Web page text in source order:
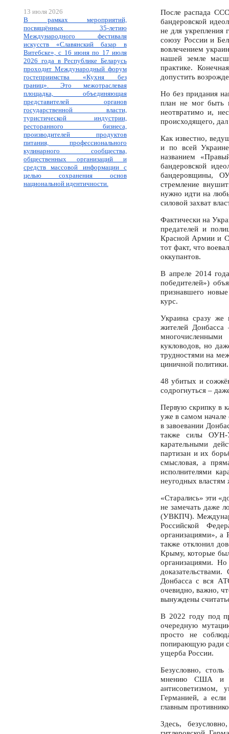
13 июля 2026
В рамках мероприятий,
посвящённых 35-летию
Международного фестиваля
искусств «Славянский базар в
Витебске», с 16 июня по 17 июля
2026 года в Республике Беларусь
проходит Международный форум
гостеприимства «Кухня без
границ». Это межотраслевая
площадка, объединяющая
представителей органов
государственной власти,
туристической индустрии,
ресторанного бизнеса,
производителей продуктов
питания, профессионального
кулинарного сообщества,
общественных организаций и
средств массовой информации с
целью сохранения основ
национальной идентичности.
После распада
бандеровской
не для укрепления
союзу России и
вовлечением
нашей земле
практике.
допустить
Но без придания
план не мог быть
неотвратимо и,
происходящего, дал
Как известно,
и по всей
названием
бандеровской
бандеровщины,
стремление
нужно идти на
силовой захват
Фактически на
предателей и
Красной Армии и
тот факт, что
оккупантов.
В апреле 2014
победителей»)
признавшего
курс.
Украина сразу же
жителей
кукловодов, но
трудностями на
циничной политики.
48 убитых и
содрогнуться –
Первую скрипку в
уже в самом
в завоевании
также силы ОУН-
карательными
партизан и их
смысловая, а
исполнителями
неугодных властям
«Старались» эти
не замечать даже
(УВКПЧ).
Российской
организациями», а
также отклонил
Крыму, которые
организациями.
Донбасса с вся
очевидно, важно,
вынуждены
В 2022 году под
очередную
просто не
попирающую ради
ущерба России.
Безусловно,
мнению США и их
Германией, а
главным
Здесь,